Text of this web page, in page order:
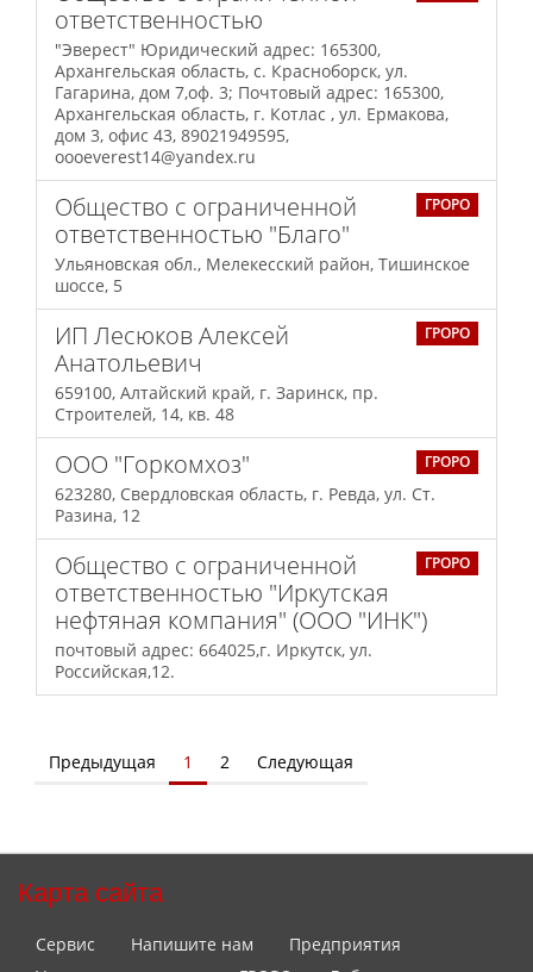
ответственностью
"Эверест" Юридический адрес: 165300,
Архангельская область, с. Красноборск, ул.
Гагарина, дом 7,оф. 3; Почтовый адрес: 165300,
Архангельская область, г. Котлас , ул. Ермакова,
дом 3, офис 43, 89021949595,
оооeverest14@yandex.ru
ГРОРО
Общество с ограниченной
ответственностью "Благо"
Ульяновская обл., Мелекесский район, Тишинское
шоссе, 5
ГРОРО
ИП Лесюков Алексей
Анатольевич
659100, Алтайский край, г. Заринск, пр.
Строителей, 14, кв. 48
ГРОРО
ООО "Горкомхоз"
623280, Свердловская область, г. Ревда, ул. Ст.
Разина, 12
ГРОРО
Общество с ограниченной
ответственностью "Иркутская
нефтяная компания" (ООО "ИНК")
почтовый адрес: 664025,г. Иркутск, ул.
Российская,12.
Предыдущая 1 2 Следующая
Карта сайта
Сервис Напишите нам
Предприятия